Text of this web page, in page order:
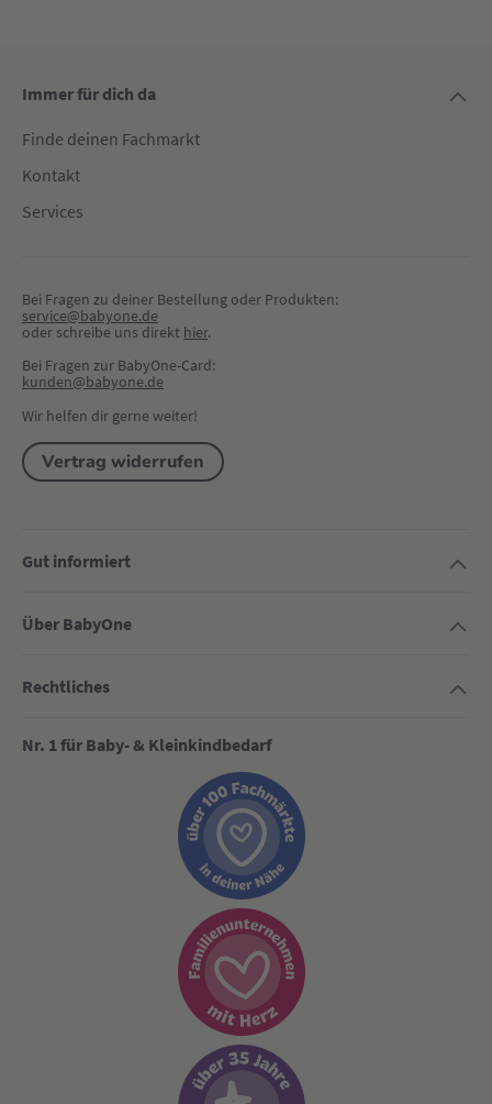
Immer für dich da
Finde deinen Fachmarkt
Kontakt
Services
Bei Fragen zu deiner Bestellung oder Produkten:
service@babyone.de
oder schreibe uns direkt hier.
Bei Fragen zur BabyOne-Card:
kunden@babyone.de
Wir helfen dir gerne weiter!
Vertrag widerrufen
Gut informiert
Über BabyOne
Rechtliches
Nr. 1 für Baby- & Kleinkindbedarf